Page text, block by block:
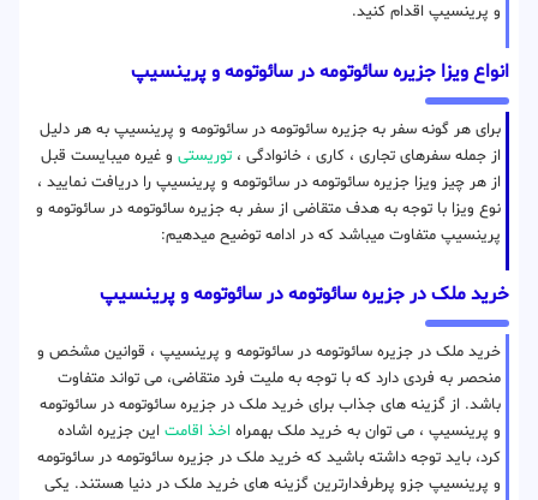
و پرینسیپ اقدام کنید.
انواع ویزا جزیره سائوتومه در سائوتومه و پرینسیپ
برای هر گونه سفر به جزیره سائوتومه در سائوتومه و پرینسیپ به هر دلیل
از جمله سفرهای تجاری ، کاری ، خانوادگی ، توریستی و غیره میبایست قبل
از هر چیز ویزا جزیره سائوتومه در سائوتومه و پرینسیپ را دریافت نمایید ،
نوع ویزا با توجه به هدف متقاضی از سفر به جزیره سائوتومه در سائوتومه و
پرینسیپ متفاوت میباشد که در ادامه توضیح میدهیم:
خرید ملک در جزیره سائوتومه در سائوتومه و پرینسیپ
خرید ملک در جزیره سائوتومه در سائوتومه و پرینسیپ ، قوانین مشخص و
منحصر به فردی دارد که با توجه به ملیت فرد متقاضی، می تواند متفاوت
باشد. از گزینه های جذاب برای خرید ملک در جزیره سائوتومه در سائوتومه
و پرینسیپ ، می توان به خرید ملک بهمراه اخذ اقامت این جزیره اشاده
کرد، باید توجه داشته باشید که خرید ملک در جزیره سائوتومه در سائوتومه
و پرینسیپ جزو پرطرفدارترین گزینه های خرید ملک در دنیا هستند. یکی